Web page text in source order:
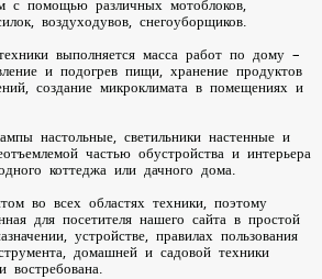
с помощью различных мотоблоков,
воздуходувов, снегоуборщиков.
выполняется масса работ по дому –
и подогрев пищи, хранение продуктов
создание микроклимата в помещениях и
настольные, светильники настенные и
частью обустройства и интерьера
коттеджа или дачного дома.
во всех областях техники, поэтому
для посетителя нашего сайта в простой
устройстве, правилах пользования
домашней и садовой техники
востребована.